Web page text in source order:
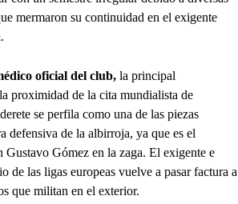
mermaron su continuidad en el exigente
oficial del club, la principal
proximidad de la cita mundialista de
se perfila como una de las piezas
defensiva de la albirroja, ya que es el
Gustavo Gómez en la zaga. El exigente e
de las ligas europeas vuelve a pasar factura a
que militan en el exterior.